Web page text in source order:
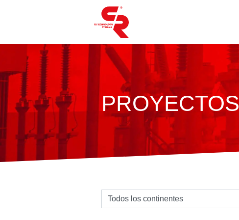
PROYECTOS
Seleziona un continente